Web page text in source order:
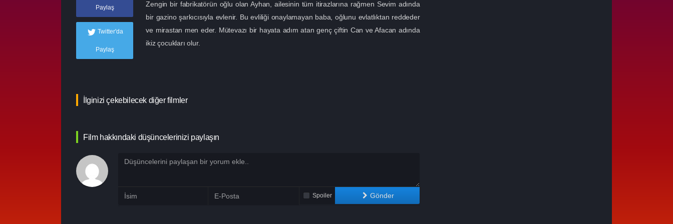
Paylaş
Twitter'da
Paylaş
Zengin bir fabrikatörün oğlu olan Ayhan, ailesinin tüm itirazlarına rağmen Sevim adında
bir gazino şarkıcısıyla evlenir. Bu evliliği onaylamayan baba, oğlunu evlatlıktan reddeder
ve mirastan men eder. Mütevazı bir hayata adım atan genç çiftin Can ve Afacan adında
ikiz çocukları olur.
İlginizi çekebilecek diğer filmler
Film hakkındaki düşüncelerinizi paylaşın
Spoiler Gönder